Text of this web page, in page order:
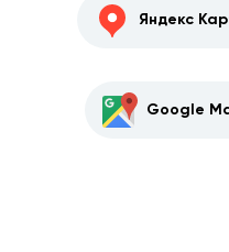
Яндекс
Google